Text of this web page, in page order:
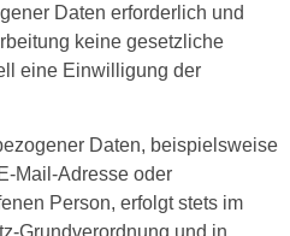
Daten erforderlich und
keine gesetzliche
eine Einwilligung der
Daten, beispielsweise
Mail-Adresse oder
Person, erfolgt stets im
Grundverordnung und in